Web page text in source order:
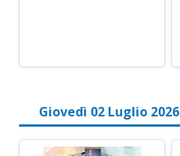
Giovedì 02 Luglio 2026